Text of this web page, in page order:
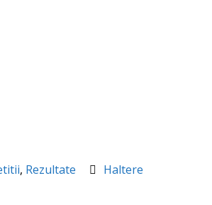
, Rezultate Haltere